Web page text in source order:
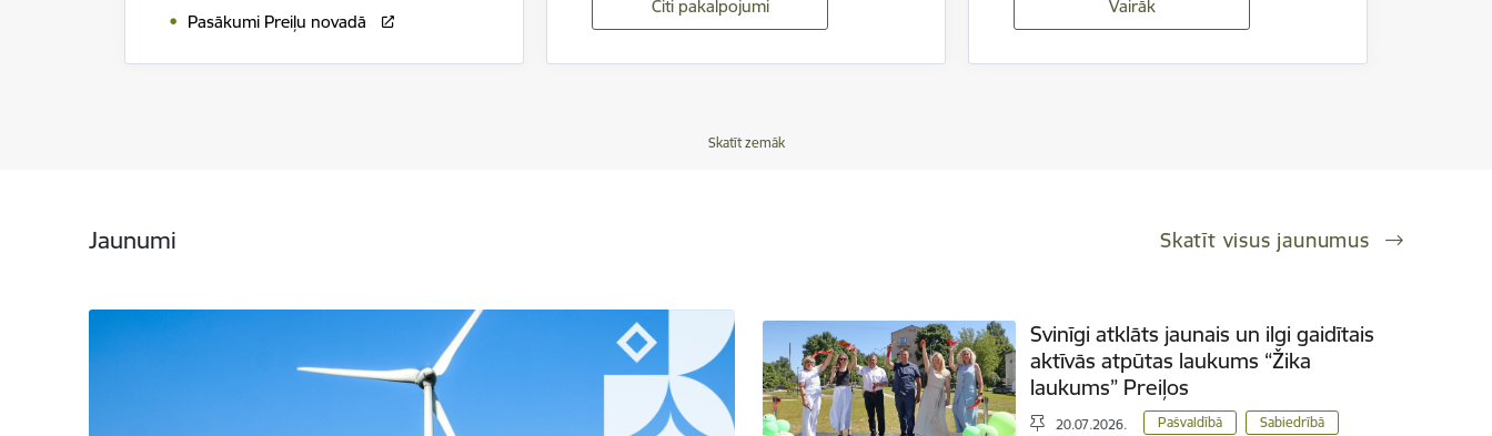
Pasākumi Preiļu novadā
Citi pakalpojumi Vairāk
Skatīt zemāk
Jaunumi Skatīt visus jaunumus
Svinīgi atklāts jaunais un ilgi gaidītais
aktīvās atpūtas laukums “Žika
laukums” Preiļos
20.07.2026. Pašvaldībā Sabiedrībā